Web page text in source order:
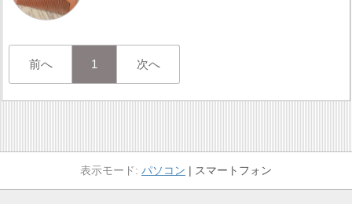
前へ 1 次へ
パソコン スマートフォン